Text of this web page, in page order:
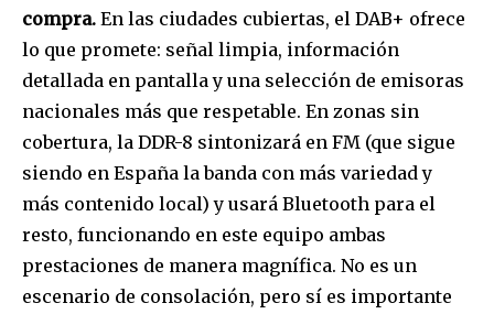
compra. En las ciudades cubiertas, el DAB+ ofrece
lo que promete: señal limpia, información
detallada en pantalla y una selección de emisoras
nacionales más que respetable. En zonas sin
cobertura, la DDR-8 sintonizará en FM (que sigue
siendo en España la banda con más variedad y
más contenido local) y usará Bluetooth para el
resto, funcionando en este equipo ambas
prestaciones de manera magnífica. No es un
escenario de consolación, pero sí es importante